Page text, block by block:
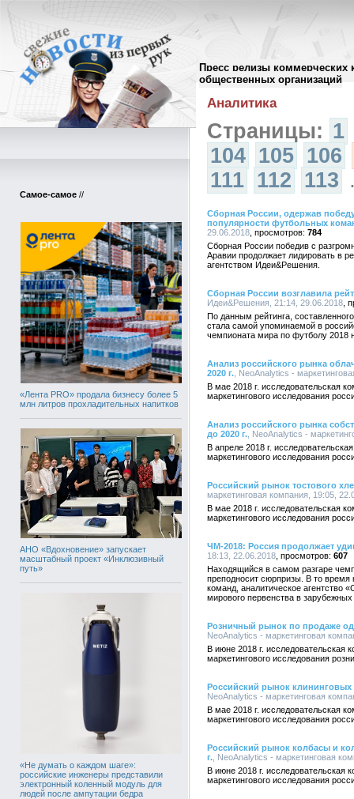
Пресс релизы коммерческих
общественных организаций
Самое-самое //
«Лента PRO» продала бизнесу более 5
млн литров прохладительных напитков
АНО «Вдохновение» запускает
масштабный проект «Инклюзивный
путь»
«Не думать о каждом шаге»:
российские инженеры представили
электронный коленный модуль для
людей после ампутации бедра
Архив пресс-релизов//
Аналитика
Страницы: 1
104 105 106
111 112 113
Сборная России, одержав
популярности футбольных
29.06.2018
784
Сборная России победив с
Аравии продолжает лидировать в
агентством Идеи&Решения.
Сборная России возглавила
Идеи&Решения, 21:14, 29.06.2018
По данным рейтинга,
стала самой упоминаемой в
чемпионата мира по футболу 2018
Анализ российского рынка
2020 г. , NeoAnalytics -
В мае 2018 г. исследовательская
маркетингового исследования
Анализ российского рынка
до 2020 г. , NeoAnalytics -
В апреле 2018 г.
маркетингового исследования
Российский рынок тостового
маркетинговая компания, 19:05,
В мае 2018 г. исследовательская
маркетингового исследования
ЧМ-2018: Россия продолжает
18:13, 22.06.2018
607
Находящийся в самом разгаре
преподносит сюрпризы. В то
команд, аналитическое агентство
мирового первенства в
Розничный рынок по продаже
NeoAnalytics - маркетинговая
В июне 2018 г. исследовательская
маркетингового исследования
Российский рынок клининговых
NeoAnalytics - маркетинговая
В мае 2018 г. исследовательская
маркетингового исследования
Российский рынок колбасы и
г. , NeoAnalytics - маркетинговая
В июне 2018 г. исследовательская
маркетингового исследования